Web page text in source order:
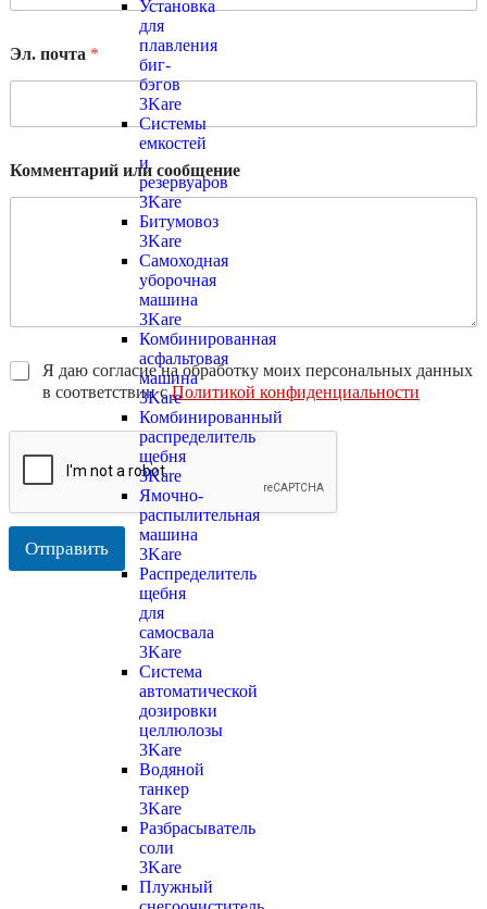
Установка
для
плавления
биг-
бэгов
3Kare
Системы
емкостей
и
резервуаров
3Kare
Битумовоз
3Kare
Самоходная
уборочная
машина
3Kare
Комбинированная
асфальтовая
машина
3Kare
Комбинированный
распределитель
щебня
3Kare
Ямочно-
распылительная
машина
3Kare
Распределитель
щебня
для
самосвала
3Kare
Система
автоматической
дозировки
целлюлозы
3Kare
Водяной
танкер
3Kare
Разбрасыватель
соли
3Kare
Плужный
Эл. почта *
Комментарий или сообщение
Я даю согласие на обработку моих персональных данных
в соответствии сПолитикой конфиденциальности
Отправить